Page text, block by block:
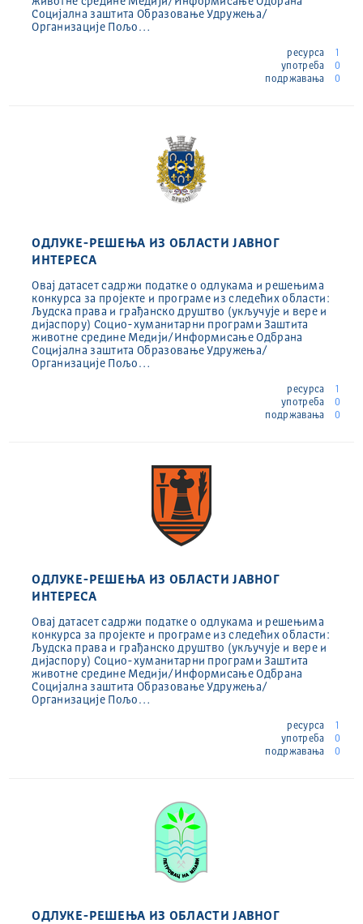
Социјална заштита Образовање Удружења/
Организације Пољо…
ресурса
1
употреба
0
подржавања
0
ОДЛУКЕ-РЕШЕЊА ИЗ ОБЛАСТИ ЈАВНОГ
ИНТЕРЕСА
Овај датасет садржи податке о одлукама и решењима
конкурса за пројекте и програме из следећих области:
Људска права и грађанско друштво (укључује и вере и
дијаспору) Социо-хуманитарни програми Заштита
животне средине Медији/Информисање Одбрана
Социјална заштита Образовање Удружења/
Организације Пољо…
ресурса
1
употреба
0
подржавања
0
ОДЛУКЕ-РЕШЕЊА ИЗ ОБЛАСТИ ЈАВНОГ
ИНТЕРЕСА
Овај датасет садржи податке о одлукама и решењима
конкурса за пројекте и програме из следећих области:
Људска права и грађанско друштво (укључује и вере и
дијаспору) Социо-хуманитарни програми Заштита
животне средине Медији/Информисање Одбрана
Социјална заштита Образовање Удружења/
Организације Пољо…
ресурса
1
употреба
0
подржавања
0
ОДЛУКЕ-РЕШЕЊА ИЗ ОБЛАСТИ ЈАВНОГ